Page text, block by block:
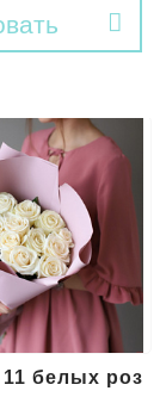
11 белых роз